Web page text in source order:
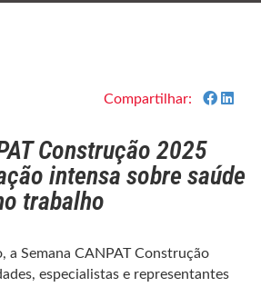
Compartilhar:
Construção 2025
intensa sobre saúde
trabalho
a Semana CANPAT Construção
especialistas e representantes